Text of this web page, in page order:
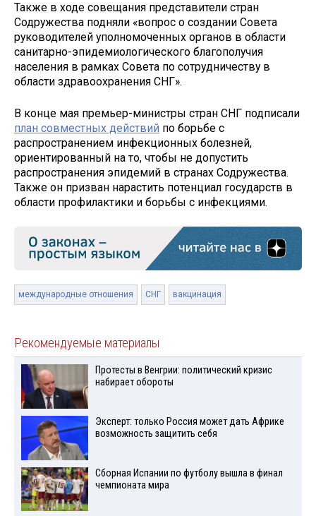
Также в ходе совещания представители стран
Содружества подняли «вопрос о создании Совета
руководителей уполномоченных органов в области
санитарно-эпидемиологического благополучия
населения в рамках Совета по сотрудничеству в
области здравоохранения СНГ».
В конце мая премьер-министры стран СНГ подписали
план совместных действий по борьбе с
распространением инфекционных болезней,
ориентированный на то, чтобы не допустить
распространения эпидемий в странах Содружества.
Также он призван нарастить потенциал государств в
области профилактики и борьбы с инфекциями.
международные отношения СНГ вакцинация
Рекомендуемые материалы
Протесты в Венгрии: политический кризис
набирает обороты
Эксперт: только Россия может дать Африке
возможность защитить себя
Сборная Испании по футболу вышла в финал
чемпионата мира